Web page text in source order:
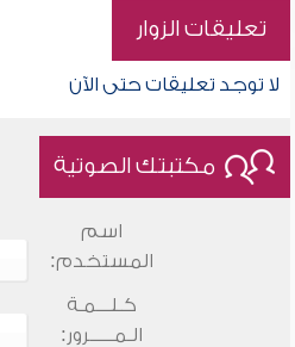
تعليقات الزوار
لا توجد تعليقات حتى الآن
مكتبتك الصوتية
اسم
المستخدم:
كـلـــمـة
الـمـــــرور: